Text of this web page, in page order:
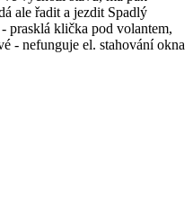
ale řadit a jezdit Spadlý
prasklá klička pod volantem,
- nefunguje el. stahování okna